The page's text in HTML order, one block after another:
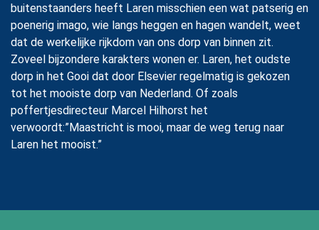
buitenstaanders heeft Laren misschien een wat patserig en
poenerig imago, wie langs heggen en hagen wandelt, weet
dat de werkelijke rijkdom van ons dorp van binnen zit.
Zoveel bijzondere karakters wonen er. Laren, het oudste
dorp in het Gooi dat door Elsevier regelmatig is gekozen
tot het mooiste dorp van Nederland. Of zoals
poffertjesdirecteur Marcel Hilhorst het
verwoordt:”Maastricht is mooi, maar de weg terug naar
Laren het mooist.”